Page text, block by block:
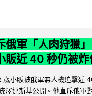
俄軍「人肉狩獵
販近 40 秒仍被炸
歲小販被俄軍無人機追擊近
澤連斯基公開。他直斥俄軍